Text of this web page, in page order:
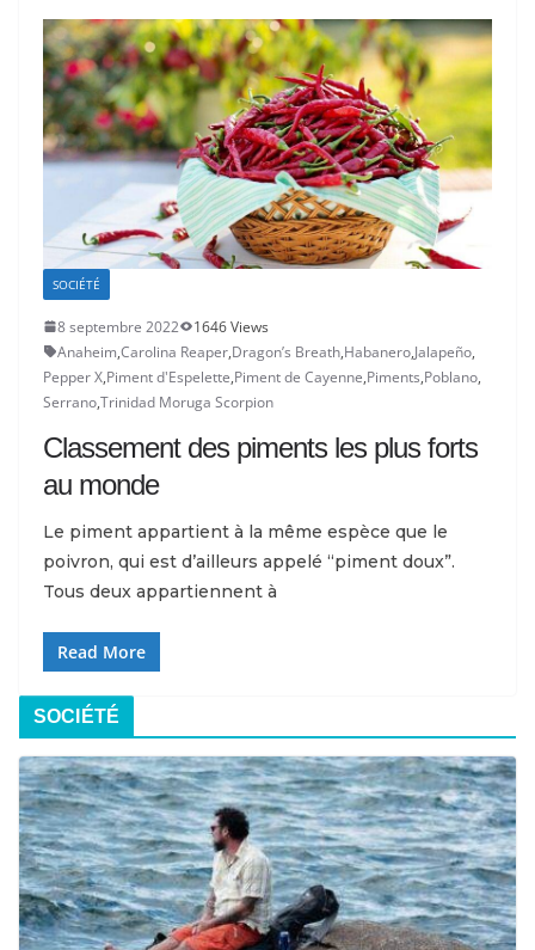
SOCIÉTÉ
8 septembre 2022
1646 Views
Anaheim,Carolina Reaper,Dragon’s Breath,Habanero,Jalapeño,
Pepper X,Piment d'Espelette,Piment de Cayenne,Piments,Poblano,
Serrano,Trinidad Moruga Scorpion
Classement des piments les plus forts
au monde
Le piment appartient à la même espèce que le
poivron, qui est d’ailleurs appelé “piment doux”.
Tous deux appartiennent à
Read More
SOCIÉTÉ